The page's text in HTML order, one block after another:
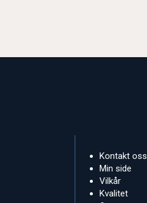
Kontakt oss
Min side
Vilkår
Kvalitet